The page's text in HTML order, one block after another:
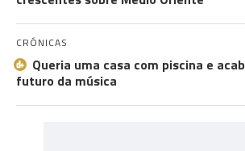
CRÓNICAS
Queria uma casa com piscina e
futuro da música